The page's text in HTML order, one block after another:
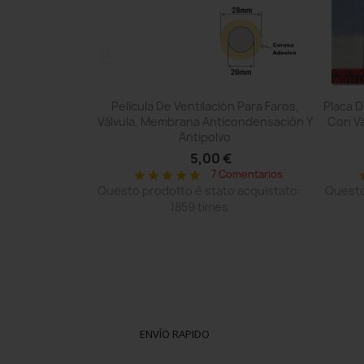
Vista rápida
Película De Ventilación Para Faros,
Válvula, Membrana Anticondensación Y
Antipolvo
5,00 €
star star star star star 7 Comentarios
Placa
Con
ENVÍO RAPIDO